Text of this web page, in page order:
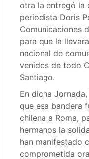
otra la entregó la
periodista Doris
Comunicaciones
para que la
nacional de
venidos de todo
Santiago.
En dicha
que esa bandera
chilena a Roma,
hermanos la
han manifestado
comprometida